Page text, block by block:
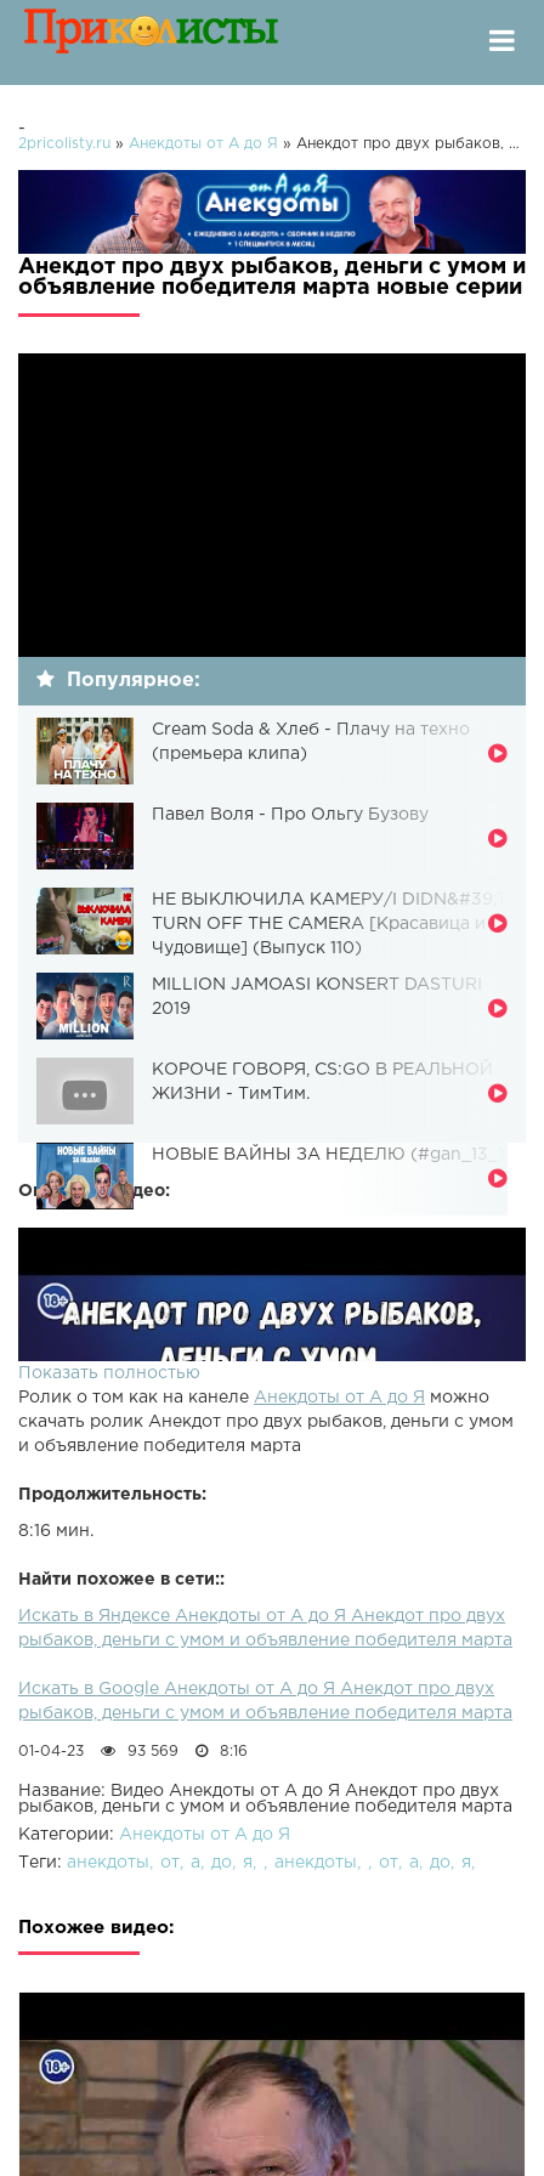
-
2pricolisty.ru » Анекдоты от А до Я » Анекдот про двух рыбаков, деньги с умом и объявление победителя марта
Анекдот про двух рыбаков, деньги с умом и
объявление победителя марта новые серии
Популярное:
Cream Soda & Хлеб - Плачу на техно
(премьера клипа)
Павел Воля - Про Ольгу Бузову
НЕ ВЫКЛЮЧИЛА КАМЕРУ/I DIDN&#39;T
TURN OFF THE CAMERA [Красавица и
Чудовище] (Выпуск 110)
MILLION JAMOASI KONSERT DASTURI
2019
КОРОЧЕ ГОВОРЯ, CS:GO В РЕАЛЬНОЙ
ЖИЗНИ - ТимТим.
НОВЫЕ ВАЙНЫ ЗА НЕДЕЛЮ (#gan_13_)
Описание видео:
Показать полностью
Ролик о том как на канеле Анекдоты от А до Я можно
скачать ролик Анекдот про двух рыбаков, деньги с умом
и объявление победителя марта
Продолжительность:
8:16 мин.
Найти похожее в сети::
Искать в Яндексе Анекдоты от А до Я Анекдот про двух
рыбаков, деньги с умом и объявление победителя марта
Искать в Google Анекдоты от А до Я Анекдот про двух
рыбаков, деньги с умом и объявление победителя марта
01-04-23 93 569 8:16
Название: Видео Анекдоты от А до Я Анекдот про двух
рыбаков, деньги с умом и объявление победителя марта
Категории: Анекдоты от А до Я
Теги: анекдоты от а до я анекдоты от а до я
Похожее видео: